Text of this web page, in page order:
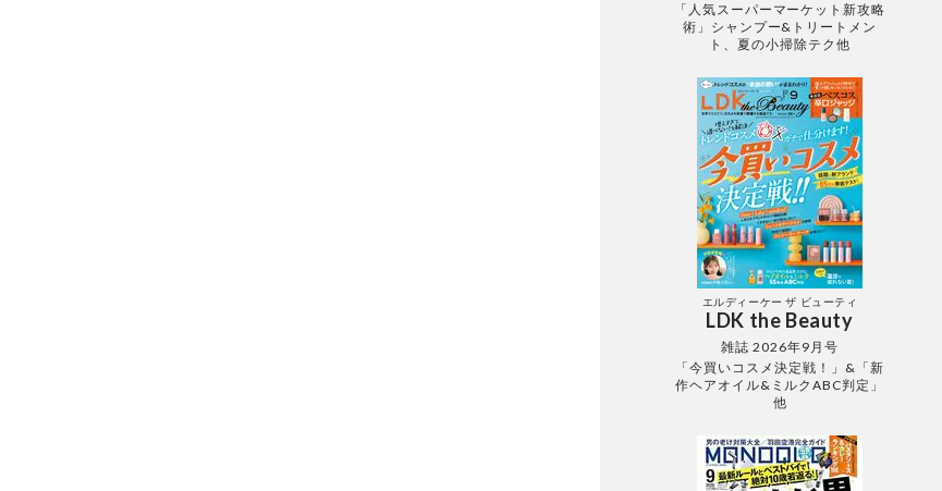
「人気スーパーマーケット新攻略
術」シャンプー&トリートメン
ト、夏の小掃除テク他
エルディーケー ザ ビューティ
LDK the Beauty
雑誌 2026年9月号
「今買いコスメ決定戦！」&「新
作ヘアオイル&ミルクABC判定」
他